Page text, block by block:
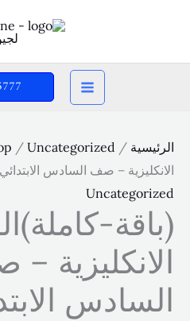
/
Shop/Uncategorized
/
– صف السادس الابتدائي
– صف